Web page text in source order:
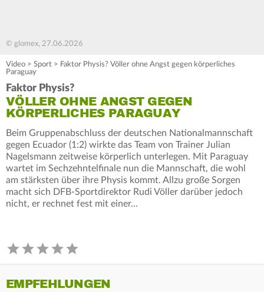
© glomex, 27.06.2026
Video > Sport > Faktor Physis? Völler ohne Angst gegen körperliches
Paraguay
Faktor Physis?
VÖLLER OHNE ANGST GEGEN
KÖRPERLICHES PARAGUAY
Beim Gruppenabschluss der deutschen Nationalmannschaft
gegen Ecuador (1:2) wirkte das Team von Trainer Julian
Nagelsmann zeitweise körperlich unterlegen. Mit Paraguay
wartet im Sechzehntelfinale nun die Mannschaft, die wohl
am stärksten über ihre Physis kommt. Allzu große Sorgen
macht sich DFB-Sportdirektor Rudi Völler darüber jedoch
nicht, er rechnet fest mit einer…
EMPFEHLUNGEN